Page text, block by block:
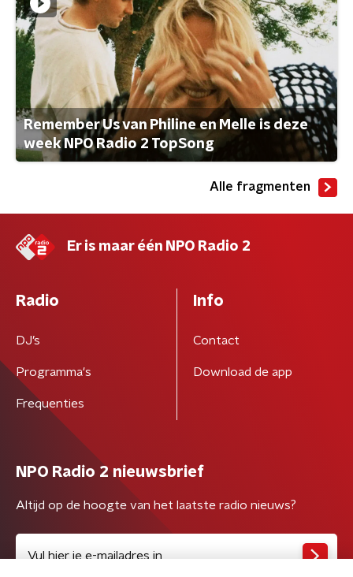
Remember Us van Philine en Melle is deze
week NPO Radio 2 TopSong
Alle fragmenten
Er is maar één NPO Radio 2
Radio
DJ’s
Programma's
Frequenties
Info
Contact
Download de app
NPO Radio 2 nieuwsbrief
Altijd op de hoogte van het laatste radio nieuws?